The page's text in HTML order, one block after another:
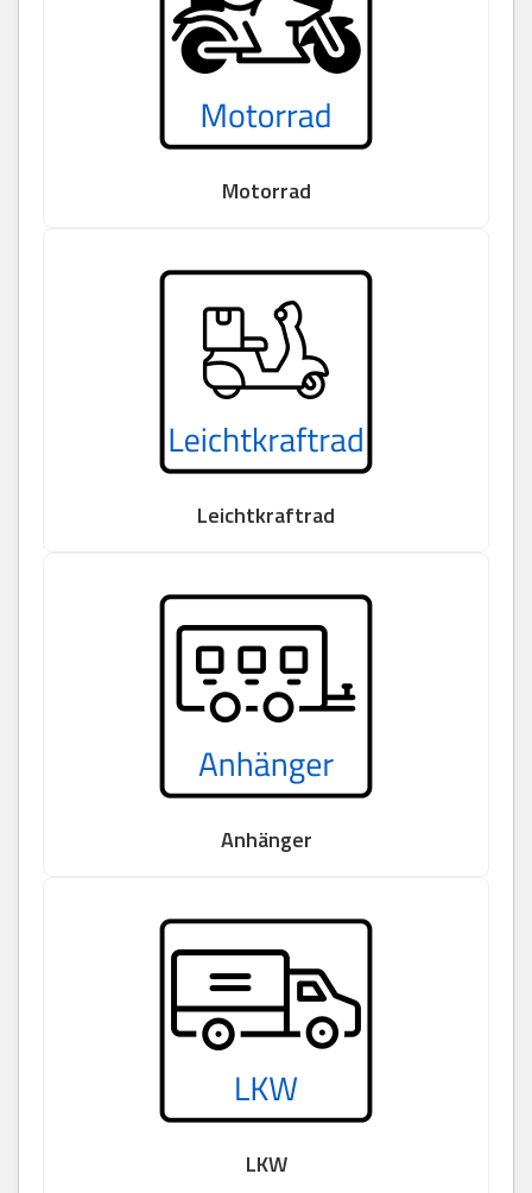
Motorrad
Leichtkraftrad
Anhänger
LKW